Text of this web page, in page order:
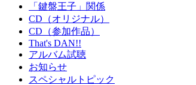
「鍵盤王子」関係
CD（オリジナル）
CD（参加作品）
That's DAN!!
アルバム試聴
お知らせ
スペシャルトピック